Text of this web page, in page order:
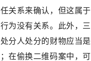
关系来确认，但这属于
为没有关系。此外，三
分人处分的财物应当是
在偷换二维码案中，可